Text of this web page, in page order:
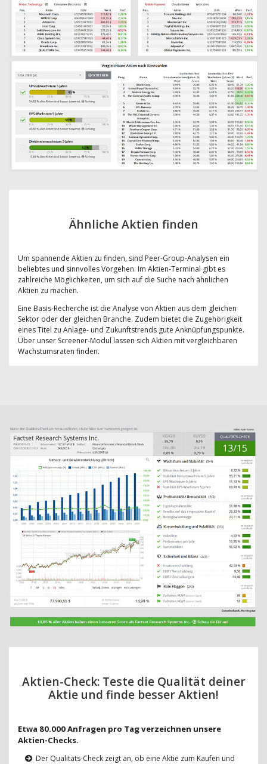
Ähnliche Aktien finden
Um spannende Aktien zu finden, sind Peer-Group-Analysen ein
beliebtes und sinnvolles Vorgehen. Im Aktien-Terminal gibt es
zahlreiche Möglichkeiten, um sich auf die Suche nach ähnlichen
Aktien zu machen.
Eine Basis-Recherche ist die Analyse von Aktien aus dem gleichen
Sektor oder der gleichen Branche. Zudem bietet die Zugehörigkeit
eines Titel zu Anlage- und Zukunftstrends gute Anknüpfungspunkte.
Über unser Screener-Modul lassen sich Aktien mit vergleichbaren
Wachstumsraten finden.
Aktien-Check: Teste die Qualität deiner
Aktie und finde besser Aktien!
Etwa 80.000 Anfragen pro Tag verzeichnen unsere
Aktien-Checks.
Der Qualitäts-Check zeigt an, ob eine Aktie zum Kaufen und